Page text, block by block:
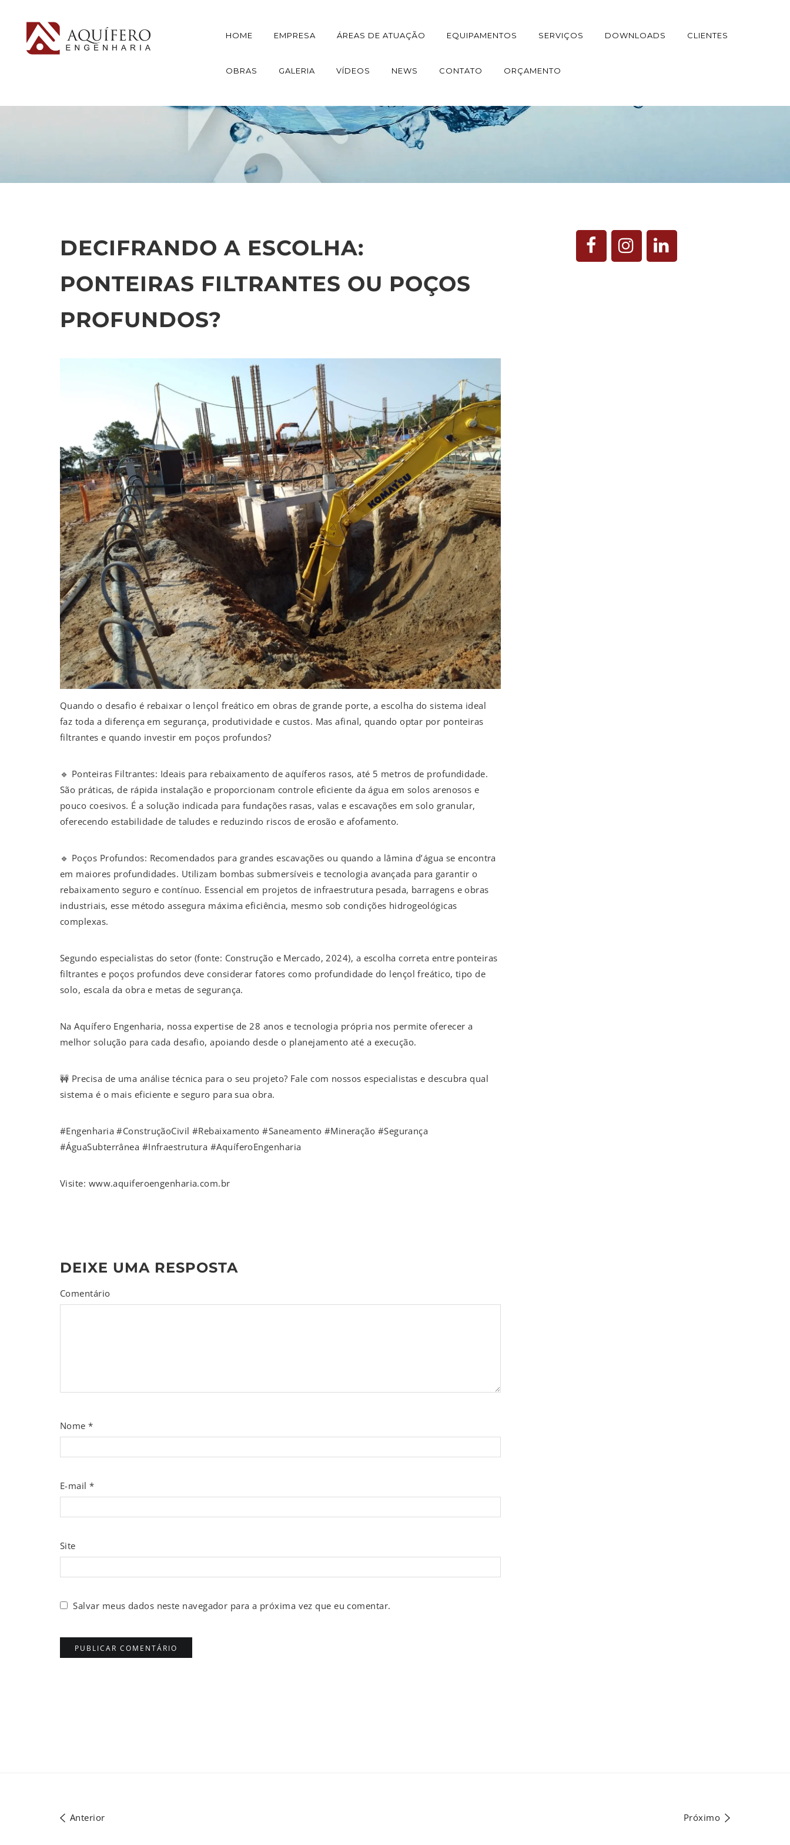
HOME EMPRESA ÁREAS DE ATUAÇÃO EQUIPAMENTOS SERVIÇOS DOWNLOADS CLIENTES
OBRAS GALERIA VÍDEOS NEWS CONTATO ORÇAMENTO
DECIFRANDO A ESCOLHA:
PONTEIRAS FILTRANTES OU POÇOS
PROFUNDOS?
Quando o desafio é rebaixar o lençol freático em obras de grande porte, a escolha do sistema ideal
faz toda a diferença em segurança, produtividade e custos. Mas afinal, quando optar por ponteiras
filtrantes e quando investir em poços profundos?
🔹 Ponteiras Filtrantes: Ideais para rebaixamento de aquíferos rasos, até 5 metros de profundidade.
São práticas, de rápida instalação e proporcionam controle eficiente da água em solos arenosos e
pouco coesivos. É a solução indicada para fundações rasas, valas e escavações em solo granular,
oferecendo estabilidade de taludes e reduzindo riscos de erosão e afofamento.
🔹 Poços Profundos: Recomendados para grandes escavações ou quando a lâmina d’água se encontra
em maiores profundidades. Utilizam bombas submersíveis e tecnologia avançada para garantir o
rebaixamento seguro e contínuo. Essencial em projetos de infraestrutura pesada, barragens e obras
industriais, esse método assegura máxima eficiência, mesmo sob condições hidrogeológicas
complexas.
Segundo especialistas do setor (fonte: Construção e Mercado, 2024), a escolha correta entre ponteiras
filtrantes e poços profundos deve considerar fatores como profundidade do lençol freático, tipo de
solo, escala da obra e metas de segurança.
Na Aquífero Engenharia, nossa expertise de 28 anos e tecnologia própria nos permite oferecer a
melhor solução para cada desafio, apoiando desde o planejamento até a execução.
🚧 Precisa de uma análise técnica para o seu projeto? Fale com nossos especialistas e descubra qual
sistema é o mais eficiente e seguro para sua obra.
#Engenharia #ConstruçãoCivil #Rebaixamento #Saneamento #Mineração #Segurança
#ÁguaSubterrânea #Infraestrutura #AquíferoEngenharia
Visite: www.aquiferoengenharia.com.br
DEIXE UMA RESPOSTA
Comentário
Nome*
E-mail*
Site
Salvar meus dados neste navegador para a próxima vez que eu comentar.
Anterior Próximo